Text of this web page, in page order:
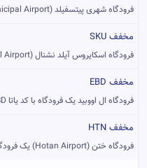
فرودگاه شهری پیتسفیلد (Pittsfield Municipal Airport) یک فرود...
مخفف SKU
فرودگاه اسکایروس آیلد نشنال (Skyros Island National Airport)...
مخفف EBD
فرودگاه ال اووبید یک فرودگاه با کد یاتا EBD است که یک باند ف...
مخفف HTN
فرودگاه ختن (Hotan Airport) یک فرودگاه همگانی با کد یاتا HTN...